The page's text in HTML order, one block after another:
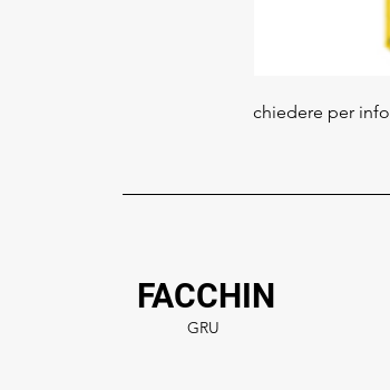
chiedere per info
FACCHIN
GRU